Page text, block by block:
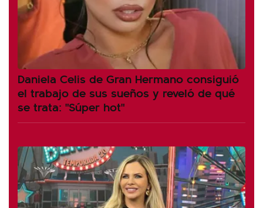
Daniela Celis de Gran Hermano consiguió
el trabajo de sus sueños y reveló de qué
se trata: "Súper hot"